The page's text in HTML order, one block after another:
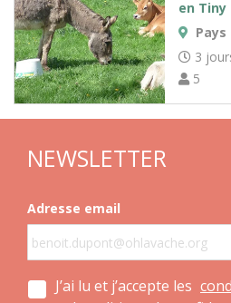
en Tiny
3
5
NEWSLETTER
Adresse email
J’ai lu et j’accepte les